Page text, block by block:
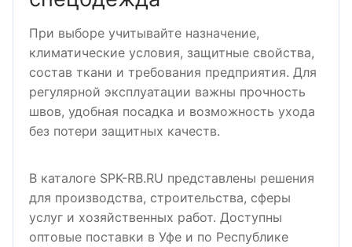
При выборе учитывайте назначение,
климатические условия, защитные свойства,
состав ткани и требования предприятия. Для
регулярной эксплуатации важны прочность
швов, удобная посадка и возможность ухода
без потери защитных качеств.
В каталоге SPK-RB.RU представлены решения
для производства, строительства, сферы
услуг и хозяйственных работ. Доступны
оптовые поставки в Уфе и по Республике